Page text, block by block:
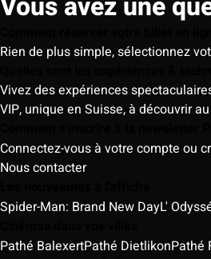
Rien de plus simple, sélectionnez
Vivez des expériences
VIP, unique en Suisse, à découvrir
Connectez-vous à votre compte ou
Nous contacter
Spider-Man: Brand New DayL'
Pathé BalexertPathé DietlikonPathé